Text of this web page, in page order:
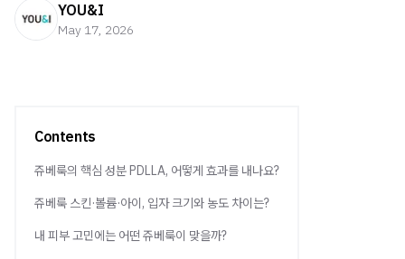
YOU&I
May 17, 2026
Contents
쥬베룩의 핵심 성분 PDLLA, 어떻게 효과를 내나요?
쥬베룩 스킨·볼륨·아이, 입자 크기와 농도 차이는?
내 피부 고민에는 어떤 쥬베룩이 맞을까?